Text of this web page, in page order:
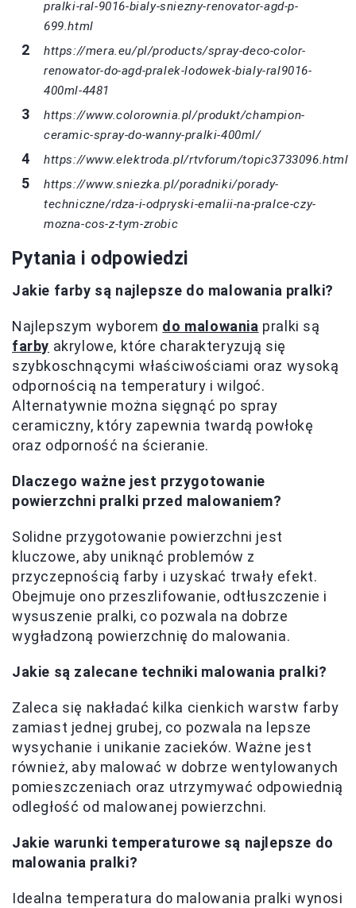
pralki-ral-9016-bialy-sniezny-renovator-agd-p-
699.html
https://mera.eu/pl/products/spray-deco-color-
renowator-do-agd-pralek-lodowek-bialy-ral9016-
400ml-4481
https://www.colorownia.pl/produkt/champion-
ceramic-spray-do-wanny-pralki-400ml/
https://www.elektroda.pl/rtvforum/topic3733096.html
https://www.sniezka.pl/poradniki/porady-
techniczne/rdza-i-odpryski-emalii-na-pralce-czy-
mozna-cos-z-tym-zrobic
Pytania i odpowiedzi
Jakie farby są najlepsze do malowania pralki?
Najlepszym wyborem do malowania pralki są
farby akrylowe, które charakteryzują się
szybkoschnącymi właściwościami oraz wysoką
odpornością na temperatury i wilgoć.
Alternatywnie można sięgnąć po spray
ceramiczny, który zapewnia twardą powłokę
oraz odporność na ścieranie.
Dlaczego ważne jest przygotowanie
powierzchni pralki przed malowaniem?
Solidne przygotowanie powierzchni jest
kluczowe, aby uniknąć problemów z
przyczepnością farby i uzyskać trwały efekt.
Obejmuje ono przeszlifowanie, odtłuszczenie i
wysuszenie pralki, co pozwala na dobrze
wygładzoną powierzchnię do malowania.
Jakie są zalecane techniki malowania pralki?
Zaleca się nakładać kilka cienkich warstw farby
zamiast jednej grubej, co pozwala na lepsze
wysychanie i unikanie zacieków. Ważne jest
również, aby malować w dobrze wentylowanych
pomieszczeniach oraz utrzymywać odpowiednią
odległość od malowanej powierzchni.
Jakie warunki temperaturowe są najlepsze do
malowania pralki?
Idealna temperatura do malowania pralki wynosi